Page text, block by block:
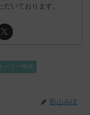
いております。
ーリー映画
影山みほ